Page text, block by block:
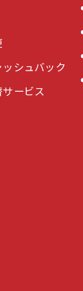
シュバック
ービス